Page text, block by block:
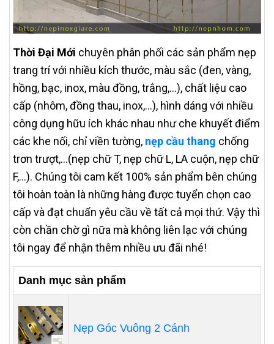
Thời Đại Mới chuyên phân phối các sản phẩm nẹp
trang trí với nhiều kích thước, màu sắc (đen, vàng,
hồng, bạc, inox, màu đồng, trắng,...), chất liệu cao
cấp (nhôm, đồng thau, inox,...), hình dáng với nhiều
công dụng hữu ích khác nhau như che khuyết điểm
các khe nối, chỉ viền tường, nẹp cầu thang chống
trơn trượt,...(nẹp chữ T, nẹp chữ L, LA cuộn, nẹp chữ
F,...). Chúng tôi cam kết 100% sản phẩm bên chúng
tôi hoàn toàn là những hàng được tuyển chọn cao
cấp và đạt chuẩn yêu cầu về tất cả mọi thứ. Vậy thì
còn chần chờ gì nữa mà không liên lạc với chúng
tôi ngay để nhận thêm nhiều ưu đãi nhé!
Danh mục sản phẩm
Nẹp Góc Vuông 2 Cánh